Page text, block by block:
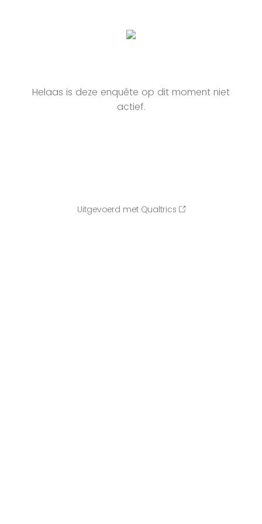
Helaas is deze enquête op dit moment niet
actief.
Uitgevoerd met Qualtrics